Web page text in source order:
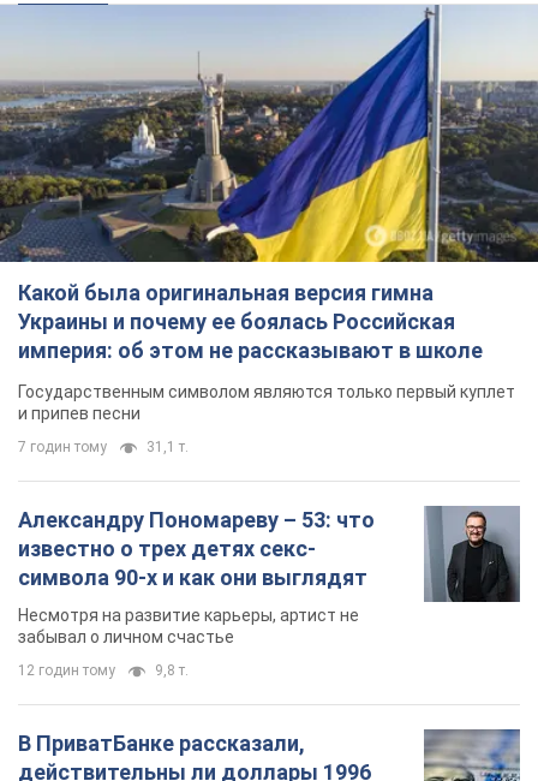
Какой была оригинальная версия гимна
Украины и почему ее боялась Российская
империя: об этом не рассказывают в школе
Государственным символом являются только первый куплет
и припев песни
7 годин тому 31,1 т.
Александру Пономареву – 53: что
известно о трех детях секс-
символа 90-х и как они выглядят
Несмотря на развитие карьеры, артист не
забывал о личном счастье
12 годин тому 9,8 т.
В ПриватБанке рассказали,
действительны ли доллары 1996